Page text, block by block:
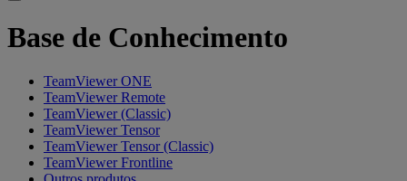
Base de Conhecimento
TeamViewer ONE
TeamViewer Remote
TeamViewer (Classic)
TeamViewer Tensor
TeamViewer Tensor (Classic)
TeamViewer Frontline